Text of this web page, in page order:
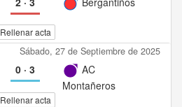
Rellenar acta
Sábado, 27 de Septiembre de 2025
0· 3
AC
Montañeros
Rellenar acta